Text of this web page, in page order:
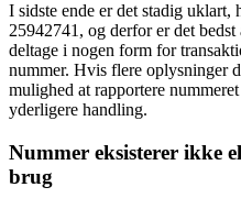
I sidste ende er det stadig uklart,
25942741, og derfor er det
deltage i nogen form for
nummer. Hvis flere oplysninger
mulighed at rapportere
yderligere handling.
Nummer eksisterer ikke
brug